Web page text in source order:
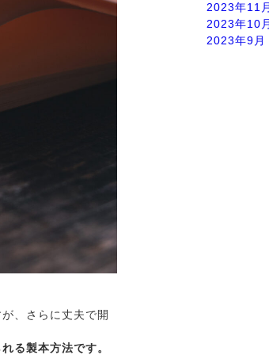
、さらに丈夫で開
る製本方法です。
2023年11月
2023年10月
2023年9月